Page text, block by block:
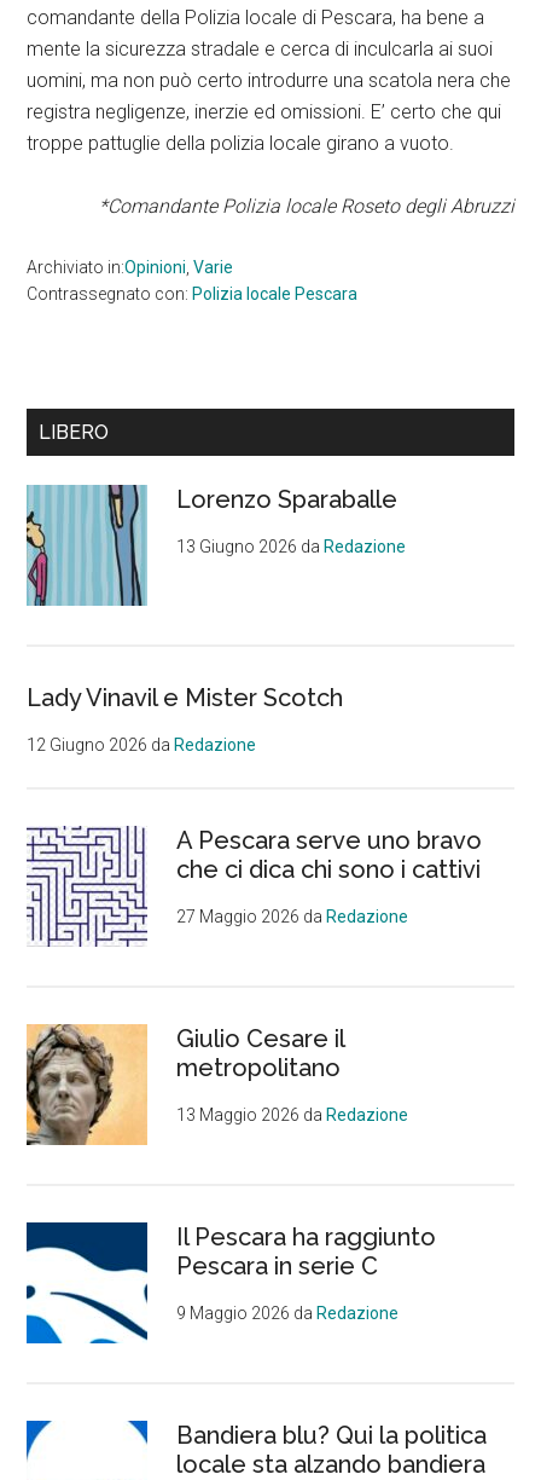
comandante della Polizia locale di Pescara, ha bene a
mente la sicurezza stradale e cerca di inculcarla ai suoi
uomini, ma non può certo introdurre una scatola nera che
registra negligenze, inerzie ed omissioni. E’ certo che qui
troppe pattuglie della polizia locale girano a vuoto.
*Comandante Polizia locale Roseto degli Abruzzi
Archiviato in:Opinioni,Varie
Contrassegnato con: Polizia locale Pescara
Barra
primaria
LIBERO
Lorenzo Sparaballe
13 Giugno 2026 da Redazione
Lady Vinavil e Mister Scotch
12 Giugno 2026 da Redazione
A Pescara serve uno bravo
che ci dica chi sono i cattivi
27 Maggio 2026 da Redazione
Giulio Cesare il
metropolitano
13 Maggio 2026 da Redazione
Il Pescara ha raggiunto
Pescara in serie C
9 Maggio 2026 da Redazione
Bandiera blu? Qui la politica
locale sta alzando bandiera